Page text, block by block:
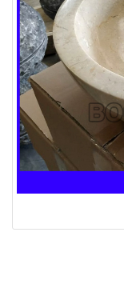
Oval
Wastafel
Kotak
Wastafel
Plus
Model
Lainya
Kategori